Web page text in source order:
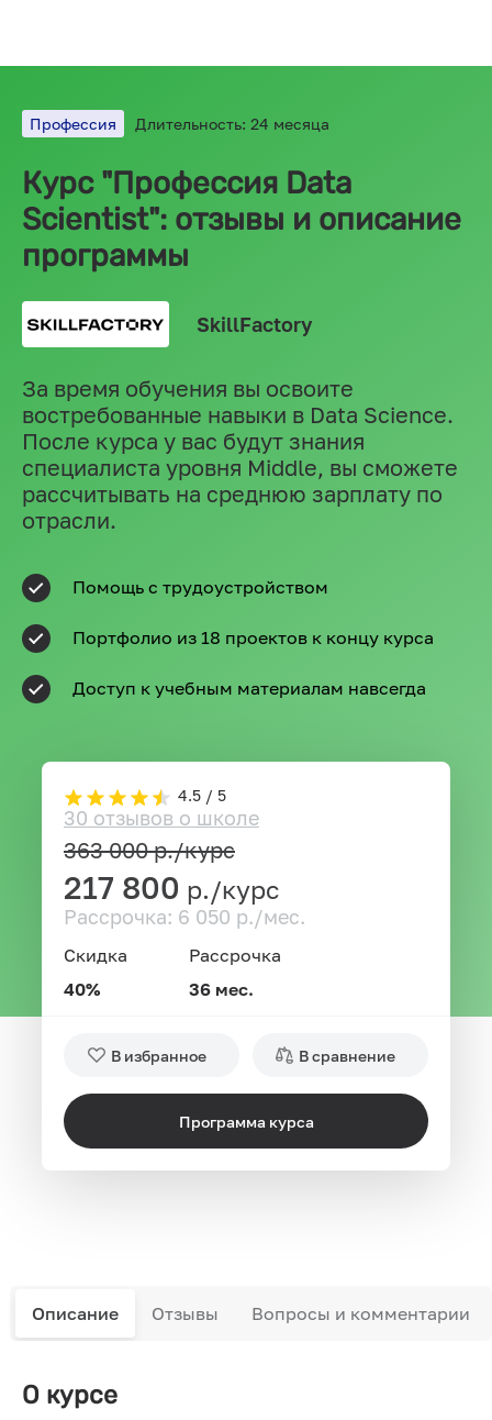
Профессия Длительность: 24 месяца
Курс "Профессия Data
Scientist": отзывы и описание
программы
SkillFactory
За время обучения вы освоите
востребованные навыки в Data Science.
После курса у вас будут знания
специалиста уровня Middle, вы сможете
рассчитывать на среднюю зарплату по
отрасли.
Помощь с трудоустройством
Портфолио из 18 проектов к концу курса
Доступ к учебным материалам навсегда
4.5 / 5
30 отзывов о школе
363 000р./курс
217 800 р./курс
Рассрочка: 6 050 р./мес.
Скидка
40%
Рассрочка
36 мес.
В избранное В сравнение
Программа курса
Описание Отзывы Вопросы и комментарии
О курсе